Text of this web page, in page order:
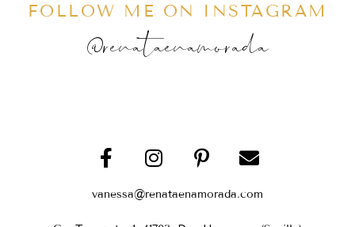
FOLLOW ME ON INSTAGRAM
@renataenamorada
vanessa@renataenamorada.com